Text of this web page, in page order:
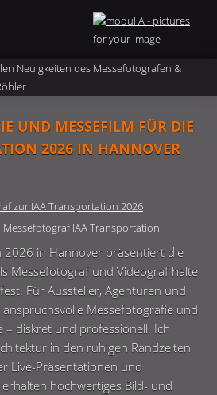
UND MESSEFILM FÜR DIE
2026 IN HANNOVER
IAA Transportation
2026 in Hannover präsentiert die
Messefotograf und Videograf halte
Für Aussteller, Agenturen und
Messefotografie und
– diskret und professionell. Ich
in den ruhigen Randzeiten
Live-Präsentationen und
hochwertiges Bild- und